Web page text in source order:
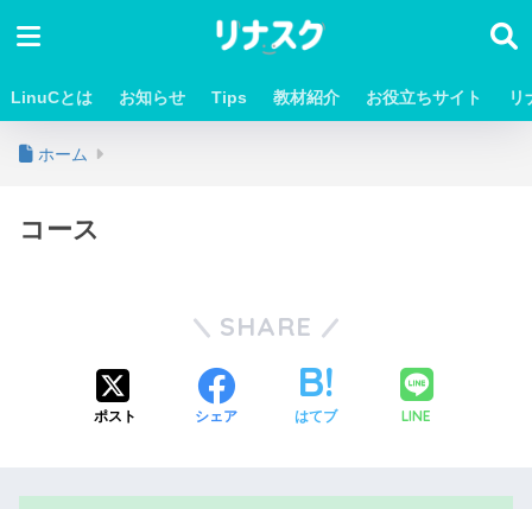
LinuCとは お知らせ Tips 教材紹介 お役立ちサイト リ
ホーム
コース
SHARE
ポスト シェア はてブ LINE